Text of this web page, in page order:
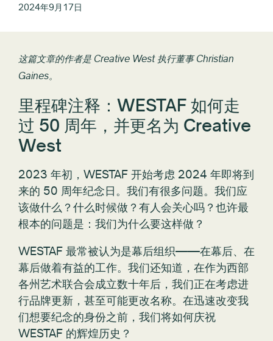
2024年9月17日
这篇文章的作者是 Creative West 执行董事 Christian
Gaines。
里程碑注释：WESTAF 如何走
过 50 周年，并更名为 Creative
West
2023 年初，WESTAF 开始考虑 2024 年即将到
来的 50 周年纪念日。我们有很多问题。我们应
该做什么？什么时候做？有人会关心吗？也许最
根本的问题是：我们为什么要这样做？
WESTAF 最常被认为是幕后组织——在幕后、在
幕后做着有益的工作。我们还知道，在作为西部
各州艺术联合会成立数十年后，我们正在考虑进
行品牌更新，甚至可能更改名称。在迅速改变我
们想要纪念的身份之前，我们将如何庆祝
WESTAF 的辉煌历史？